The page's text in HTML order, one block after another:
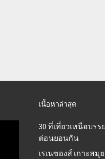
เนื้อหาล่าสุด
30 ที่เที่ยวเหนือบร
ต่อนยอนกัน
เรเนซองส์ เกาะส